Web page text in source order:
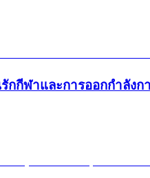
กกีฬาและการออกกำลัง